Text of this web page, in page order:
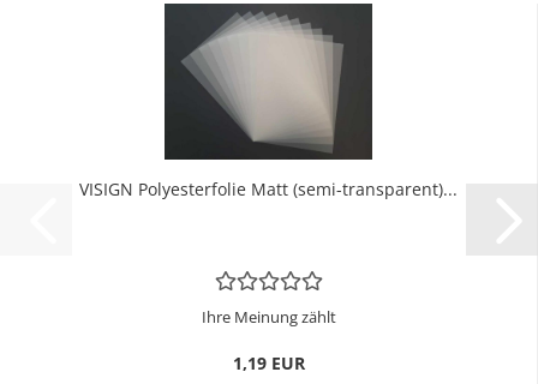
VI­SIGN Po­ly­es­ter­fo­lie Matt (semi-​trans­pa­rent)...
Ihre Meinung zählt
1,19 EUR